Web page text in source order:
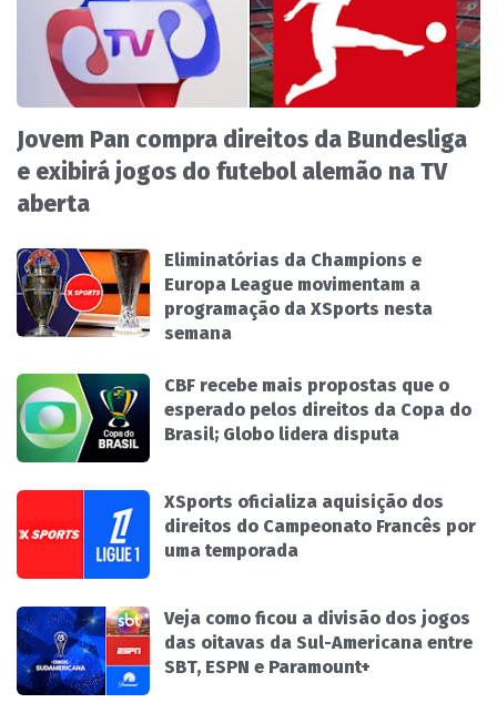
Jovem Pan compra direitos da Bundesliga
e exibirá jogos do futebol alemão na TV
aberta
Eliminatórias da Champions e
Europa League movimentam a
programação da XSports nesta
semana
CBF recebe mais propostas que o
esperado pelos direitos da Copa do
Brasil; Globo lidera disputa
XSports oficializa aquisição dos
direitos do Campeonato Francês por
uma temporada
Veja como ficou a divisão dos jogos
das oitavas da Sul-Americana entre
SBT, ESPN e Paramount+